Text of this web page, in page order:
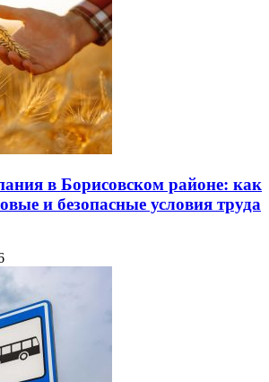
в Борисовском районе: как
и безопасные условия труда